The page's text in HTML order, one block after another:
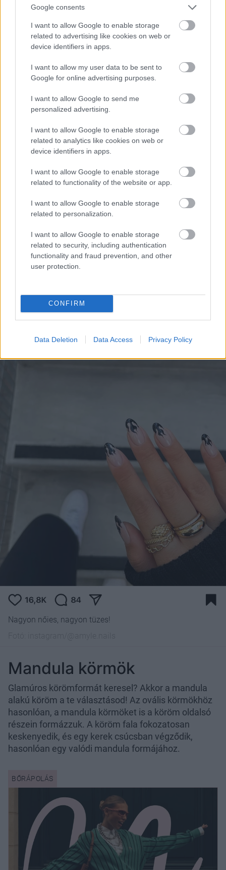
Google consents
I want to allow Google to enable storage
related to advertising like cookies on web or
device identifiers in apps.
I want to allow my user data to be sent to
Google for online advertising purposes.
I want to allow Google to send me
personalized advertising.
I want to allow Google to enable storage
related to analytics like cookies on web or
device identifiers in apps.
I want to allow Google to enable storage
related to functionality of the website or app.
I want to allow Google to enable storage
related to personalization.
I want to allow Google to enable storage
related to security, including authentication
functionality and fraud prevention, and other
user protection.
CONFIRM
Data Deletion Data Access Privacy Policy
Ez a klasszikus, hibrid forma világszerte kedvelt, és
azok számára, akik szélesebb, hosszabb
körömágyakkal rendelkeznek, mivel segít
kiegyensúlyozni a széles körmöket.
Ovális körmök
Igen, a kerek körmök különböznek az ovális
hanem az oldaluknál is formázzuk. A görbületük
erősebb, így hajlamosak arra, hogy optikailag
hosszabbnak tűnjenek. Az ovális körömforma
különösen remek választás, ha egy extrább
körömdíszítést szeretnél kipróbálni.
Nagyon nőies, nagyon tüzes!
Mandula körmök
Glamúros körömformát keresel? Akkor a mandula
alakú köröm a te választásod! Az ovális körmökhöz
hasonlóan, a mandula körmöket is a köröm oldalsó
részein formázzuk. A köröm fala fokozatosan
keskenyedik, és egy kerek csúcsban végződik,
hasonlóan egy valódi mandula formájához.